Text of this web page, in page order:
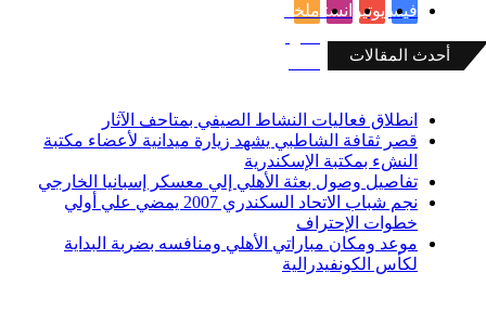
فيسبوكيوتيوبانستقرامملخص
RSS
المقالات
انطلاق فعاليات النشاط الصيفي بمتاحف الآثار
قصر ثقافة الشاطبي يشهد زيارة ميدانية لأعضاء مكتبة
النشء بمكتبة الإسكندرية
تفاصيل وصول بعثة الأهلي إلي معسكر إسبانيا الخارجي
نجم شباب الاتحاد السكندري 2007 يمضي علي أولي
خطوات الإحتراف
موعد ومكان مباراتي الأهلي ومنافسه بضربة البداية
لكأس الكونفيدرالية